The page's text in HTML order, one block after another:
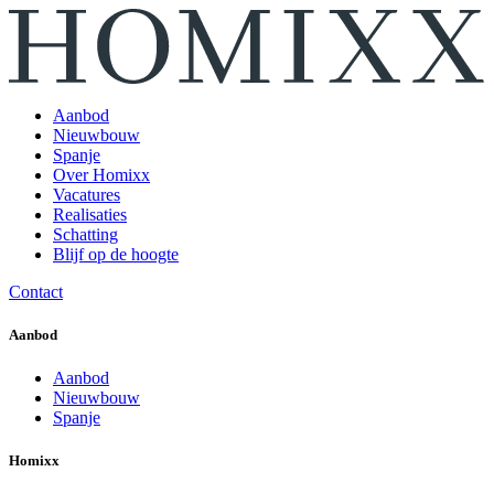
Aanbod
Nieuwbouw
Spanje
Over Homixx
Vacatures
Realisaties
Schatting
Blijf op de hoogte
Contact
Aanbod
Aanbod
Nieuwbouw
Spanje
Homixx